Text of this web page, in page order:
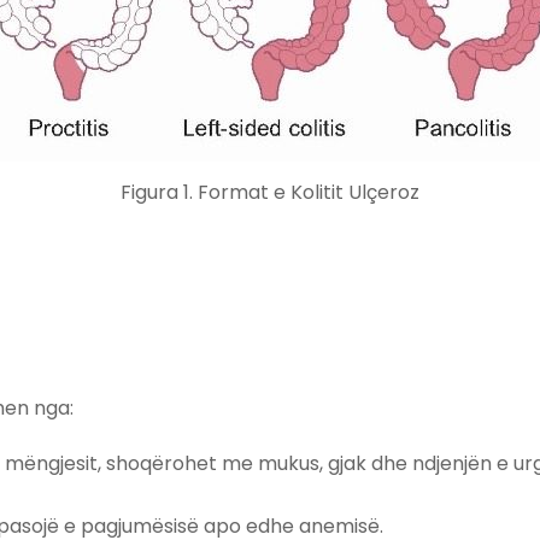
Figura 1. Format e Kolitit Ulçeroz
nga:
shoqërohet me mukus, gjak dhe ndjenjën e
e pagjumësisë apo edhe anemisë.